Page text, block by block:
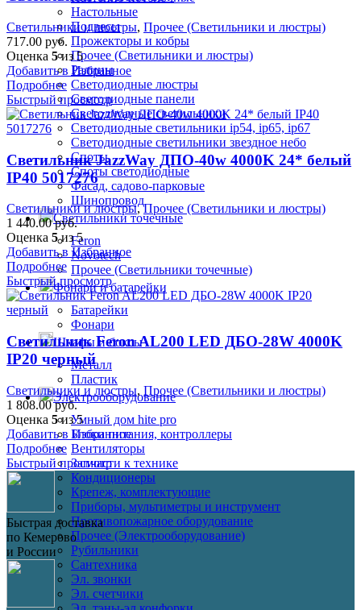
Настольные
Подвесы
Прожекторы и кобры
Прочее (Светильники и люстры)
Ралины
Светодиодные люстры
Светодиодные панели
Светодиодные светильники
Светодиодные светильники ip54, ip65, ip67
Светодиодные светильники звездное небо
Споты
Споты светодиодные
Фасад, садово-парковые
Шинопровод
Светильники точечные
Feron
Novotech
Прочее (Светильники точечные)
Фонари и батарейки
Батарейки
Фонари
Шкафы и боксы
Металл
Пластик
Электрооборудование
Умный дом hite pro
Блоки питания, контроллеры
Вентиляторы
Запчасти к технике
Кондиционеры
Крепеж, комплектующие
Приборы, мультиметры и инструмент
Противопожарное оборудование
Прочее (Электрооборудование)
Рубильники
Сантехника
Эл. звонки
Эл. счетчики
Светильники и люстры, Прочее (Светильники и люстры)
717.00 руб.
Оценка 5из 5
Добавить в Избранное
Подробнее
Быстрый просмотр
Светильник JazzWay ДПО-40w 4000K 24* белый
IP40 5017276
Светильники и люстры,Прочее (Светильники и люстры)
1 440.00руб.
Оценка 5из 5
Добавить в Избранное
Подробнее
Быстрый просмотр
Светильник Feron AL200 LED ДБО-28W 4000K
IP20 черный
Светильники и люстры, Прочее (Светильники и люстры)
1 808.00руб.
Оценка 5из 5
Добавить в Избранное
Подробнее
Быстрый просмотр
Быстрая доставка
по Кемерово
и России